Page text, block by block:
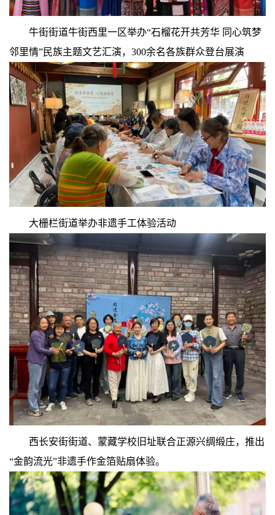
牛街街道牛街西里一区举办“石榴花开共芳华 同心筑梦
邻里情”民族主题文艺汇演，300余名各族群众登台展演
大栅栏街道举办非遗手工体验活动
西长安街街道、蒙藏学校旧址联合正源兴绸缎庄，推出
“金韵流光”非遗手作金箔贴扇体验。